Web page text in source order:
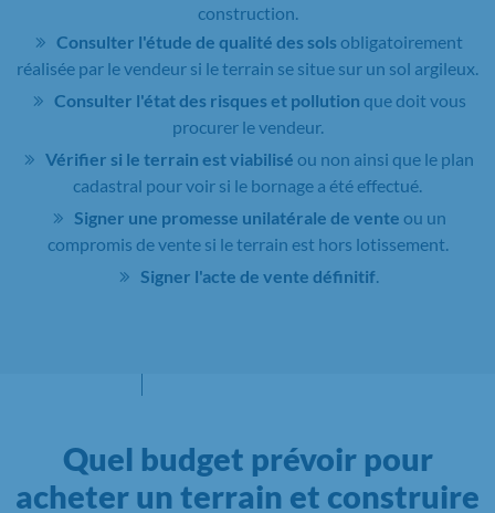
construction.
Consulter l'étude de qualité des sols obligatoirement
réalisée par le vendeur si le terrain se situe sur un sol argileux.
Consulter l'état des risques et pollution que doit vous
procurer le vendeur.
Vérifier si le terrain est viabilisé ou non ainsi que le plan
cadastral pour voir si le bornage a été effectué.
Signer une promesse unilatérale de vente ou un
compromis de vente si le terrain est hors lotissement.
Signer l'acte de vente définitif
Quel budget prévoir pour
acheter un terrain et construire